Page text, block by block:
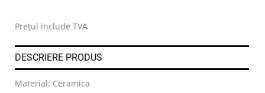
Prețul include TVA
DESCRIERE PRODUS
Material: Ceramica